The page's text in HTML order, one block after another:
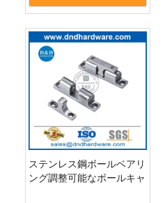
ステンレス鋼ボールベアリ
ング調整可能なボールキャ